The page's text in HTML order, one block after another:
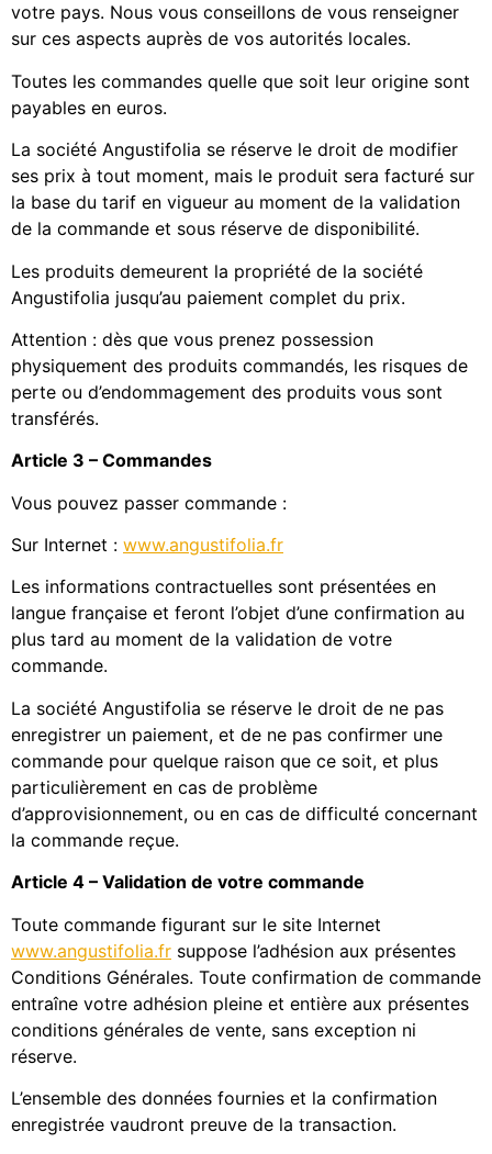
votre pays. Nous vous conseillons de vous renseigner
sur ces aspects auprès de vos autorités locales.
Toutes les commandes quelle que soit leur origine sont
payables en euros.
La société Angustifolia se réserve le droit de modifier
ses prix à tout moment, mais le produit sera facturé sur
la base du tarif en vigueur au moment de la validation
de la commande et sous réserve de disponibilité.
Les produits demeurent la propriété de la société
Angustifolia jusqu’au paiement complet du prix.
Attention : dès que vous prenez possession
physiquement des produits commandés, les risques de
perte ou d’endommagement des produits vous sont
transférés.
Article 3 – Commandes
Vous pouvez passer commande :
Sur Internet : www.angustifolia.fr
Les informations contractuelles sont présentées en
langue française et feront l’objet d’une confirmation au
plus tard au moment de la validation de votre
commande.
La société Angustifolia se réserve le droit de ne pas
enregistrer un paiement, et de ne pas confirmer une
commande pour quelque raison que ce soit, et plus
particulièrement en cas de problème
d’approvisionnement, ou en cas de difficulté concernant
la commande reçue.
Article 4 – Validation de votre commande
Toute commande figurant sur le site Internet
www.angustifolia.fr suppose l’adhésion aux présentes
Conditions Générales. Toute confirmation de commande
entraîne votre adhésion pleine et entière aux présentes
conditions générales de vente, sans exception ni
réserve.
L’ensemble des données fournies et la confirmation
enregistrée vaudront preuve de la transaction.